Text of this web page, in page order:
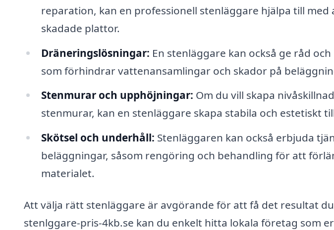
reparation, kan en professionell stenläggare hjälpa till
skadade plattor.
Dräneringslösningar: En stenläggare kan också ge råd
som förhindrar vattenansamlingar och skador på
Stenmurar och upphöjningar: Om du vill skapa
stenmurar, kan en stenläggare skapa stabila och estetiskt
Skötsel och underhåll: Stenläggaren kan också erbjuda
beläggningar, såsom rengöring och behandling för att
materialet.
Att välja rätt stenläggare är avgörande för att få det resultat
stenlggare-pris-4kb.se kan du enkelt hitta lokala företag som